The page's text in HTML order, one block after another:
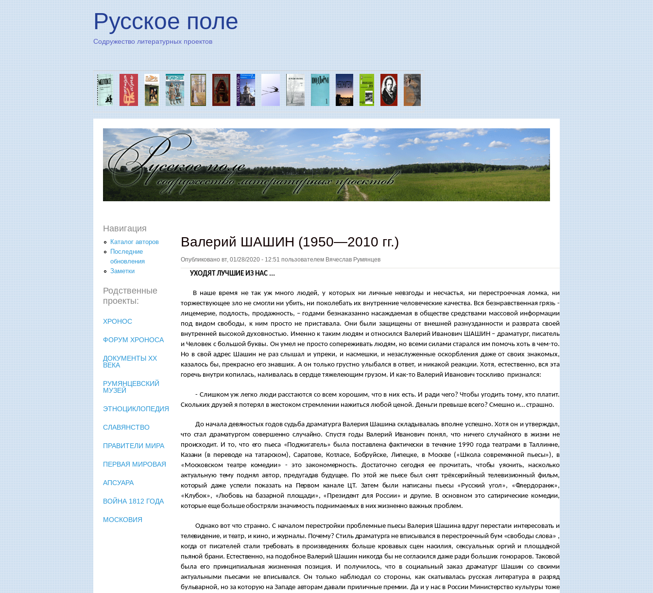
Русское поле
Содружество литературных проектов
Валерий ШАШИН (1950—2010 гг.)
Опубликовано вт, 01/28/2020 - 12:51 пользователем Вячеслав Румянцев
УХОДЯТ ЛУЧШИЕ ИЗ НАС ...
В наше время не так уж много людей, у которых ни личные невзгоды и несчастья, ни перестроечная ломка, ни
торжествующее зло не смогли ни убить, ни поколебать их внутренние человеческие качества. Вся безнравственная грязь -
лицемерие, подлость, продажность, – годами безнаказанно насаждаемая в обществе средствами массовой информации
под видом свободы, к ним просто не приставала. Они были защищены от внешней разнузданности и разврата своей
внутренней высокой духовностью. Именно к таким людям и относился Валерий Иванович ШАШИН – драматург, писатель
и Человек с большой буквы. Он умел не просто сопереживать людям, но всеми силами старался им помочь хоть в чем-то.
Но в свой адрес Шашин не раз слышал и упреки, и насмешки, и незаслуженные оскорбления даже от своих знакомых,
казалось бы, прекрасно его знавших. А он только грустно улыбался в ответ, и никакой реакции. Хотя, естественно, вся эта
горечь внутри копилась, наливалась в сердце тяжелеющим грузом. И как-то Валерий Иванович тоскливо признался:
- Слишком уж легко люди расстаются со всем хорошим, что в них есть. И ради чего? Чтобы угодить тому, кто платит.
Скольких друзей я потерял в жестоком стремлении нажиться любой ценой. Деньги превыше всего? Смешно и… страшно.
До начала девяностых годов судьба драматурга Валерия Шашина складывалась вполне успешно. Хотя он и утверждал,
что стал драматургом совершенно случайно. Спустя годы Валерий Иванович понял, что ничего случайного в жизни не
происходит. И то, что его пьеса «Поджигатель» была поставлена фактически в течение 1990 года театрами в Таллинне,
Казани (в переводе на татарском), Саратове, Котласе, Бобруйске, Липецке, в Москве («Школа современной пьесы»), в
«Московском театре комедии» - это закономерность. Достаточно сегодня ее прочитать, чтобы уяснить, насколько
актуальную тему поднял автор, предугадав будущее. По этой же пьесе был снят трёхсерийный телевизионный фильм,
который даже успели показать на Первом канале ЦТ. Затем были написаны пьесы «Русский угол», «Флердоранж»,
«Клубок», «Любовь на базарной площади», «Президент для России» и другие. В основном это сатирические комедии,
которые еще больше обостряли значимость поднимаемых в них жизненно важных проблем.
Однако вот что странно. С началом перестройки проблемные пьесы Валерия Шашина вдруг перестали интересовать и
телевидение, и театр, и кино, и журналы. Почему? Стиль драматурга не вписывался в перестроечный бум «свободы слова» ,
когда от писателей стали требовать в произведениях больше кровавых сцен насилия, сексуальных оргий и площадной
пьяной брани. Естественно, на подобное Валерий Шашин никогда бы не согласился даже ради больших гонораров. Таковой
была его принципиальная жизненная позиция. И получилось, что в социальный заказ драматург Шашин со своими
актуальными пьесами не вписывался. Он только наблюдал со стороны, как скатывалась русская литература в разряд
бульварной, но за которую на Западе авторам давали приличные премии. Да и у нас в России Министерство культуры тоже
Навигация
Каталог авторов
Последние
обновления
Заметки
Родственные
проекты:
ХРОНОС
ФОРУМ ХРОНОСА
ДОКУМЕНТЫ XX
ВЕКА
РУМЯНЦЕВСКИЙ
МУЗЕЙ
ЭТНОЦИКЛОПЕДИЯ
СЛАВЯНСТВО
ПРАВИТЕЛИ МИРА
ПЕРВАЯ МИРОВАЯ
АПСУАРА
ВОЙНА 1812 ГОДА
МОСКОВИЯ